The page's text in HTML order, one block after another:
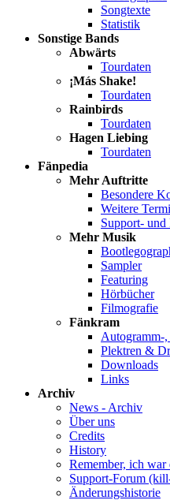
Songtexte
Statistik
Sonstige Bands
Abwärts
Tourdaten
¡Más Shake!
Tourdaten
Rainbirds
Tourdaten
Hagen Liebing
Tourdaten
Fänpedia
Mehr Auftritte
Besondere
Weitere
Support- und
Mehr Musik
Sampler
Featuring
Hörbücher
Filmografie
Fänkram
Autogramm-
Plektren &
Downloads
Links
Archiv
News - Archiv
Über uns
Credits
History
Remember, ich war
Support-Forum
Änderungshistorie